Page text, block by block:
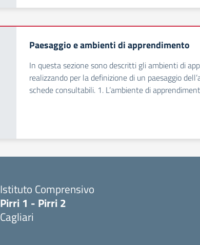
Paesaggio e ambienti di apprendimento
In questa sezione sono descritti gli ambienti di
realizzando per la definizione di un paesaggio
schede consultabili. 1. L’ambiente di
Istituto Comprensivo
Pirri 1 - Pirri 2
Cagliari